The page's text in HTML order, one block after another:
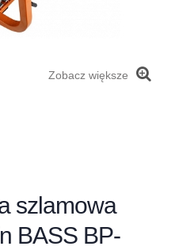
Zobacz większe
szlamowa
BASS BP-